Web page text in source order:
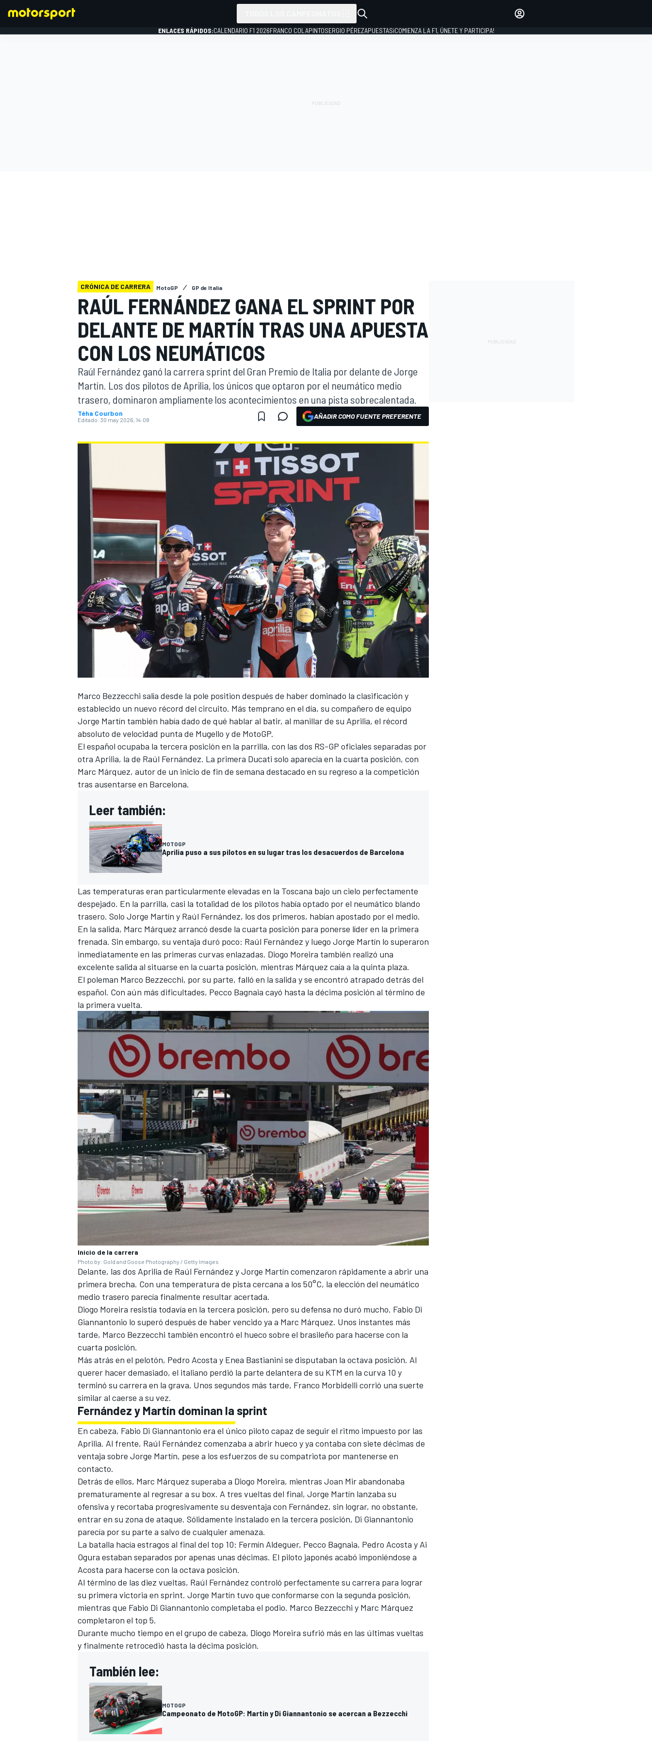
MOTOGP
NASCAR CUP
INICIAR SESIÓN
ENLACES RÁPIDOS:CALENDARIO F1 2026FRANCO COLAPINTOSERGIO PÉREZAPUESTAS¡COMIENZA LA F1, ÚNETE Y PARTICIPA!
CRÓNICA DE CARRERA MotoGP GP de Italia
RAÚL FERNÁNDEZ GANA EL SPRINT POR
DELANTE DE MARTÍN TRAS UNA APUESTA
CON LOS NEUMÁTICOS
Raúl Fernández ganó la carrera sprint del Gran Premio de Italia por delante de Jorge
Martín. Los dos pilotos de Aprilia, los únicos que optaron por el neumático medio
trasero, dominaron ampliamente los acontecimientos en una pista sobrecalentada.
Téha Courbon
Editado: 30 may 2026, 14:08 AÑADIR COMO FUENTE PREFERENTE
Marco Bezzecchi salía desde la pole position después de haber dominado la clasificación y
establecido un nuevo récord del circuito. Más temprano en el día, su compañero de equipo
Jorge Martín también había dado de qué hablar al batir, al manillar de su Aprilia, el récord
absoluto de velocidad punta de Mugello y de MotoGP.
El español ocupaba la tercera posición en la parrilla, con las dos RS-GP oficiales separadas por
otra Aprilia, la de Raúl Fernández. La primera Ducati solo aparecía en la cuarta posición, con
Marc Márquez, autor de un inicio de fin de semana destacado en su regreso a la competición
tras ausentarse en Barcelona.
Leer también:
MOTOGP
Aprilia puso a sus pilotos en su lugar tras los desacuerdos de Barcelona
Las temperaturas eran particularmente elevadas en la Toscana bajo un cielo perfectamente
despejado. En la parrilla, casi la totalidad de los pilotos había optado por el neumático blando
trasero. Solo Jorge Martín y Raúl Fernández, los dos primeros, habían apostado por el medio.
En la salida, Marc Márquez arrancó desde la cuarta posición para ponerse líder en la primera
frenada. Sin embargo, su ventaja duró poco: Raúl Fernández y luego Jorge Martín lo superaron
inmediatamente en las primeras curvas enlazadas. Diogo Moreira también realizó una
excelente salida al situarse en la cuarta posición, mientras Márquez caía a la quinta plaza.
El poleman Marco Bezzecchi, por su parte, falló en la salida y se encontró atrapado detrás del
español. Con aún más dificultades, Pecco Bagnaia cayó hasta la décima posición al término de
la primera vuelta.
Inicio de la carrera
Photo by: Gold and Goose Photography / Getty Images
Delante, las dos Aprilia de Raúl Fernández y Jorge Martín comenzaron rápidamente a abrir una
primera brecha. Con una temperatura de pista cercana a los 50°C, la elección del neumático
medio trasero parecía finalmente resultar acertada.
Diogo Moreira resistía todavía en la tercera posición, pero su defensa no duró mucho. Fabio Di
Giannantonio lo superó después de haber vencido ya a Marc Márquez. Unos instantes más
tarde, Marco Bezzecchi también encontró el hueco sobre el brasileño para hacerse con la
cuarta posición.
Más atrás en el pelotón, Pedro Acosta y Enea Bastianini se disputaban la octava posición. Al
querer hacer demasiado, el italiano perdió la parte delantera de su KTM en la curva 10 y
terminó su carrera en la grava. Unos segundos más tarde, Franco Morbidelli corrió una suerte
similar al caerse a su vez.
Fernández y Martín dominan la sprint
En cabeza, Fabio Di Giannantonio era el único piloto capaz de seguir el ritmo impuesto por las
Aprilia. Al frente, Raúl Fernández comenzaba a abrir hueco y ya contaba con siete décimas de
ventaja sobre Jorge Martín, pese a los esfuerzos de su compatriota por mantenerse en
contacto.
Detrás de ellos, Marc Márquez superaba a Diogo Moreira, mientras Joan Mirabandonaba
prematuramente al regresar a su box. A tres vueltas del final, Jorge Martín lanzaba su
ofensiva y recortaba progresivamente su desventaja con Fernández, sin lograr, no obstante,
entrar en su zona de ataque. Sólidamente instalado en la tercera posición, Di Giannantonio
parecía por su parte a salvo de cualquier amenaza.
La batalla hacía estragos al final del top 10: Fermín Aldeguer, Pecco Bagnaia, Pedro Acosta y Ai
Ogura estaban separados por apenas unas décimas. El piloto japonés acabó imponiéndose a
Acosta para hacerse con la octava posición.
Al término de las diez vueltas, Raúl Fernández controló perfectamente su carrera para lograr
su primera victoria en sprint. Jorge Martín tuvo que conformarse con la segunda posición,
mientras que Fabio Di Giannantonio completaba el podio. Marco Bezzecchi y Marc Márquez
completaron el top 5.
Durante mucho tiempo en el grupo de cabeza, Diogo Moreira sufrió más en las últimas vueltas
y finalmente retrocedió hasta la décima posición.
También lee:
MOTOGP
Campeonato de MotoGP: Martín y Di Giannantonio se acercan a Bezzecchi